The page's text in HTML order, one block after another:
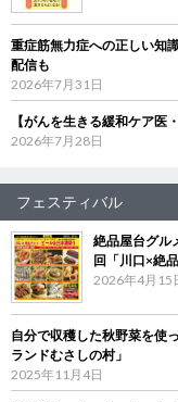
重症筋無力症への正しい知
配信も
2026年7月31日
【がんを生きる緩和ケア医
2026年7月28日
フェスティバル
絶品屋台グル
回「川口×絶
2026年4月15
自分で収穫した秋野菜を使
ランドむさしの村」
2025年11月4日